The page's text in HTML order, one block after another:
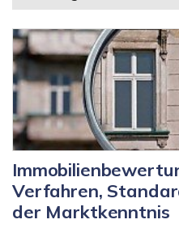
Verfahren,
der Marktkenntnis